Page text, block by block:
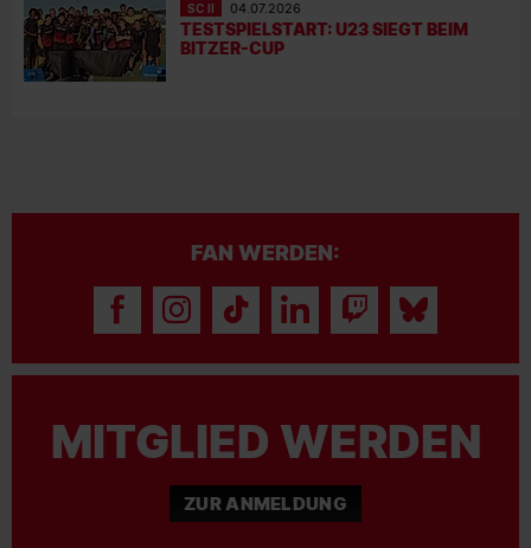
SC II 04.07.2026
TESTSPIELSTART: U23 SIEGT BEIM
BITZER-CUP
FAN WERDEN:
MITGLIED WERDEN
ZUR ANMELDUNG